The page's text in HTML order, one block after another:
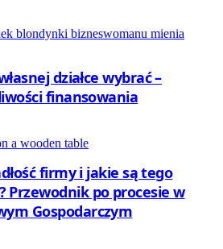
działce wybrać –
finansowania
firmy i jakie są tego
Przewodnik po procesie w
Gospodarczym